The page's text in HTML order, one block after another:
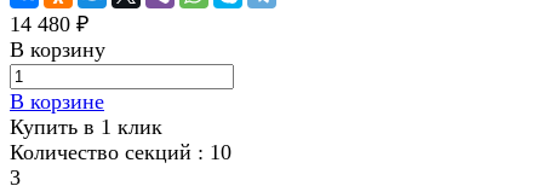
14 480 ₽
В корзину
В корзине
Купить в 1 клик
Количество секций : 10
3